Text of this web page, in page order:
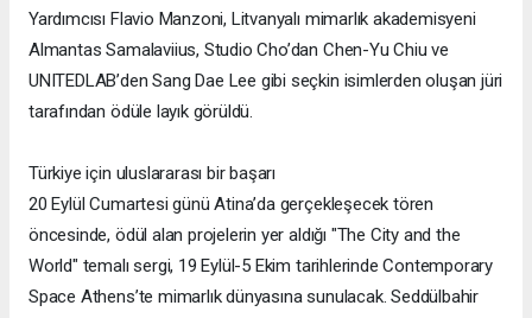
Yardımcısı Flavio Manzoni, Litvanyalı mimarlık akademisyeni
Almantas Samalaviius, Studio Cho’dan Chen-Yu Chiu ve
UNITEDLAB’den Sang Dae Lee gibi seçkin isimlerden oluşan jüri
tarafından ödüle layık görüldü.
Türkiye için uluslararası bir başarı
20 Eylül Cumartesi günü Atina’da gerçekleşecek tören
öncesinde, ödül alan projelerin yer aldığı "The City and the
World" temalı sergi, 19 Eylül-5 Ekim tarihlerinde Contemporary
Space Athens’te mimarlık dünyasına sunulacak. Seddülbahir